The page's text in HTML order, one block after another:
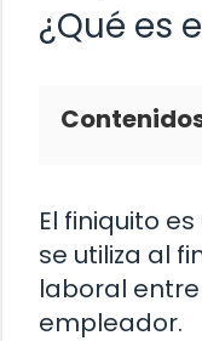
¿Qué es
El finiquito
se utiliza al
laboral
empleador.